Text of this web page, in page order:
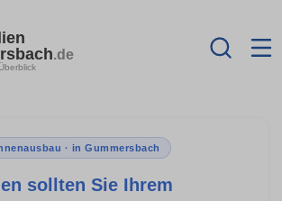
.de
· in Gummersbach
sollten Sie Ihrem